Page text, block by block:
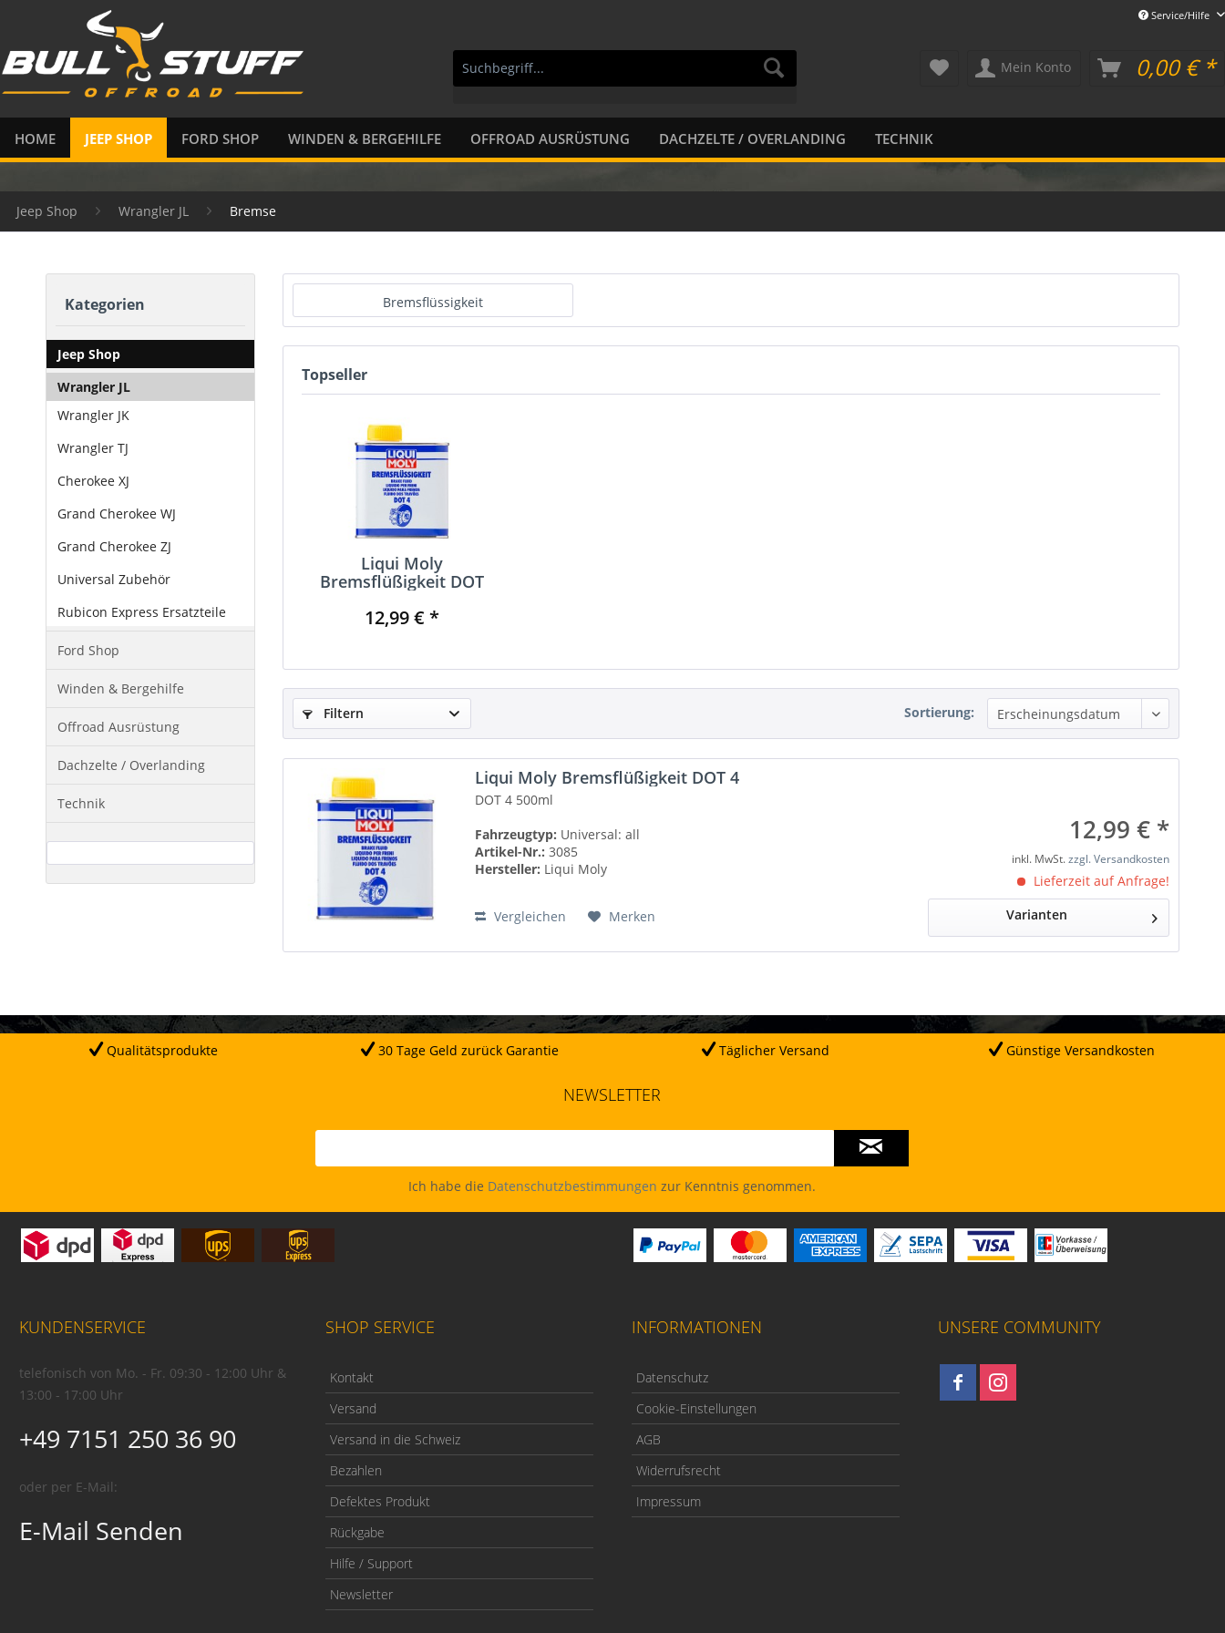
Service/Hilfe
Mein Konto 0,00 € *
HOME JEEP SHOP FORD SHOP WINDEN & BERGEHILFE OFFROAD AUSRÜSTUNG DACHZELTE / OVERLANDING TECHNIK
Jeep Shop Wrangler JL Bremse
Kategorien
Jeep Shop
Wrangler JL
Wrangler JK
Wrangler TJ
Cherokee XJ
Grand Cherokee WJ
Grand Cherokee ZJ
Universal Zubehör
Rubicon Express Ersatzteile
Ford Shop
Winden & Bergehilfe
Offroad Ausrüstung
Dachzelte / Overlanding
Technik
Bremsflüssigkeit
Topseller
Liqui Moly
Bremsflüßigkeit DOT
12,99 € *
Filtern Sortierung:
Liqui Moly Bremsflüßigkeit DOT 4
DOT 4 500ml
Fahrzeugtyp: Universal: all
Artikel-Nr.:3085
Hersteller: Liqui Moly
12,99 € *
inkl. MwSt.zzgl. Versandkosten
Lieferzeit auf Anfrage!
Varianten
Vergleichen Merken
Qualitätsprodukte 30 Tage Geld zurück Garantie Täglicher Versand Günstige Versandkosten
NEWSLETTER
Ich habe die Datenschutzbestimmungen zur Kenntnis genommen.
KUNDENSERVICE
telefonisch von Mo. - Fr. 09:30 - 12:00 Uhr &
13:00 - 17:00 Uhr
+49 7151 250 36 90
oder per E-Mail:
E-Mail Senden
SHOP SERVICE
Kontakt
Versand
Versand in die Schweiz
Bezahlen
Defektes Produkt
Rückgabe
Hilfe / Support
Newsletter
INFORMATIONEN
Datenschutz
Cookie-Einstellungen
AGB
Widerrufsrecht
Impressum
UNSERE COMMUNITY